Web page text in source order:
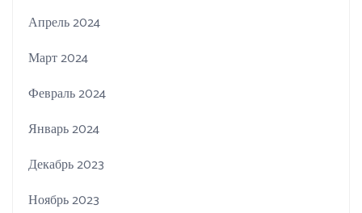
Апрель 2024
Март 2024
Февраль 2024
Январь 2024
Декабрь 2023
Ноябрь 2023